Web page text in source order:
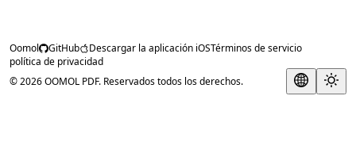
Oomol GitHub Descargar la aplicación iOSTérminos de servicio
política de privacidad
© 2026 OOMOL PDF. Reservados todos los derechos.